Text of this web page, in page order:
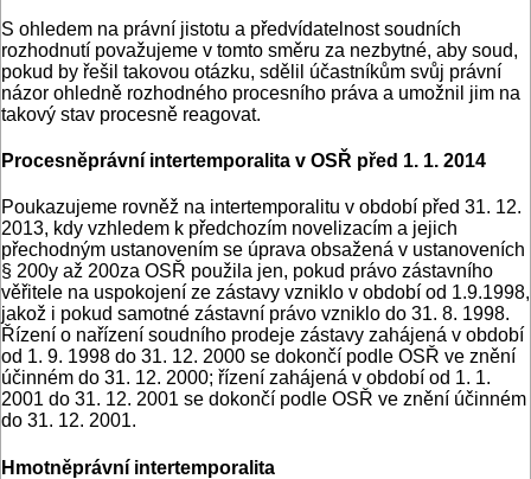
S ohledem na právní jistotu a předvídatelnost soudních
rozhodnutí považujeme v tomto směru za nezbytné, aby soud,
pokud by řešil takovou otázku, sdělil účastníkům svůj právní
názor ohledně rozhodného procesního práva a umožnil jim na
takový stav procesně reagovat.
Procesněprávní intertemporalita v OSŘ před 1. 1. 2014
Poukazujeme rovněž na intertemporalitu v období před 31. 12.
2013, kdy vzhledem k předchozím novelizacím a jejich
přechodným ustanovením se úprava obsažená v ustanoveních
§ 200y až 200za OSŘ použila jen, pokud právo zástavního
věřitele na uspokojení ze zástavy vzniklo v období od 1.9.1998,
jakož i pokud samotné zástavní právo vzniklo do 31. 8. 1998.
Řízení o nařízení soudního prodeje zástavy zahájená v období
od 1. 9. 1998 do 31. 12. 2000 se dokončí podle OSŘ ve znění
účinném do 31. 12. 2000; řízení zahájená v období od 1. 1.
2001 do 31. 12. 2001 se dokončí podle OSŘ ve znění účinném
do 31. 12. 2001.
Hmotněprávní intertemporalita